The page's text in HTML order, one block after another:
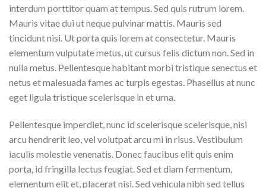
interdum porttitor quam at tempus. Sed quis rutrum lorem.
Mauris vitae dui ut neque pulvinar mattis. Mauris sed
tincidunt nisi. Ut porta quis lorem at consectetur. Mauris
elementum vulputate metus, ut cursus felis dictum non. Sed in
nulla metus. Pellentesque habitant morbi tristique senectus et
netus et malesuada fames ac turpis egestas. Phasellus at nunc
eget ligula tristique scelerisque in et urna.
Pellentesque imperdiet, nunc id scelerisque scelerisque, nisi
arcu hendrerit leo, vel volutpat arcu mi in risus. Vestibulum
iaculis molestie venenatis. Donec faucibus elit quis enim
porta, id fringilla lectus feugiat. Sed et diam fermentum,
elementum elit et, placerat nisi. Sed vehicula nibh sed tellus